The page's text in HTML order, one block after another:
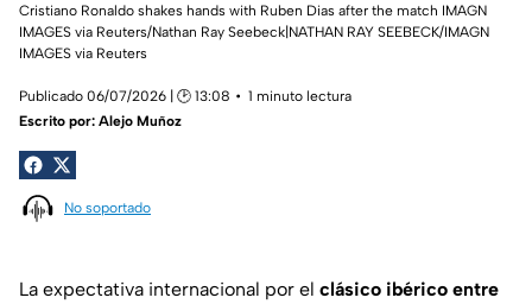
Cristiano Ronaldo shakes hands with Ruben Dias after the match IMAGN
IMAGES via Reuters/Nathan Ray Seebeck|NATHAN RAY SEEBECK/IMAGN
IMAGES via Reuters
Publicado 06/07/2026 | 🕑 13:08
1 minuto lectura
Escrito por: Alejo Muñoz
No soportado
La expectativa internacional por el clásico ibérico entre